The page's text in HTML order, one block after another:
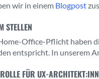
wir in einem Blogpost
STELLEN
Office-Pflicht haben
entspricht. In unserem
FÜR UX-